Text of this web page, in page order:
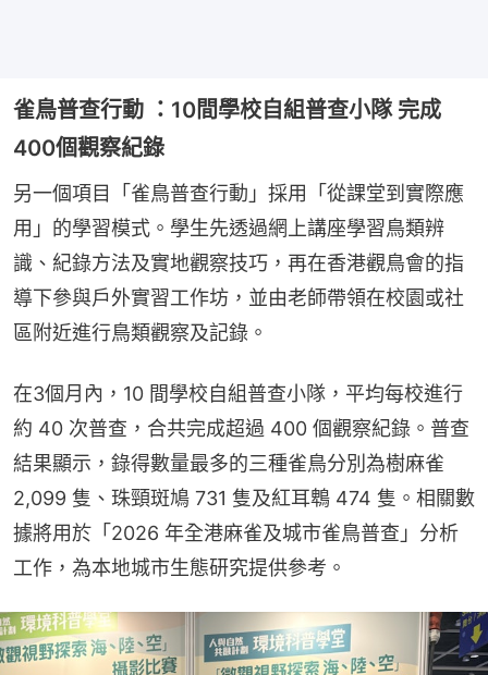
雀鳥普查行動 ：10間學校自組普查小隊 完成
400個觀察紀錄
另一個項目「雀鳥普查行動」採用「從課堂到實際應
用」的學習模式。學生先透過網上講座學習鳥類辨
識、紀錄方法及實地觀察技巧，再在香港觀鳥會的指
導下參與戶外實習工作坊，並由老師帶領在校園或社
區附近進行鳥類觀察及記錄。
在3個月內，10 間學校自組普查小隊，平均每校進行
約 40 次普查，合共完成超過 400 個觀察紀錄。普查
結果顯示，錄得數量最多的三種雀鳥分別為樹麻雀
2,099 隻、珠頸斑鳩 731 隻及紅耳鵯 474 隻。相關數
據將用於「2026 年全港麻雀及城市雀鳥普查」分析
工作，為本地城市生態研究提供參考。